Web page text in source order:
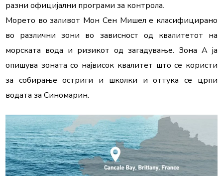
разни официјални програми за контрола.
Морето во заливот Мон Сен Мишел е класифицирано
во различни зони во зависност од квалитетот на
морската вода и ризикот од загадување. Зона А ја
опишува зоната со највисок квалитет што се користи
за собирање остриги и школки и оттука се црпи
водата за Синомарин.